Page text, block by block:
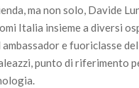
ma non solo, Davide
Italia insieme a diversi
e fuoriclasse
punto di riferimento